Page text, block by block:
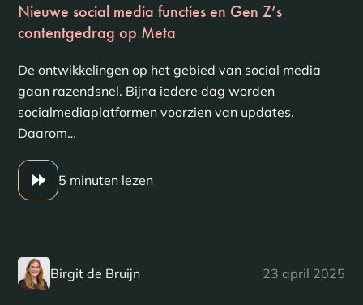
Nieuwe social media functies en Gen Z’s
contentgedrag op Meta
De ontwikkelingen op het gebied van social media
gaan razendsnel. Bijna iedere dag worden
socialmediaplatformen voorzien van updates.
Daarom…
5 minuten lezen
Birgit de Bruijn 23 april 2025